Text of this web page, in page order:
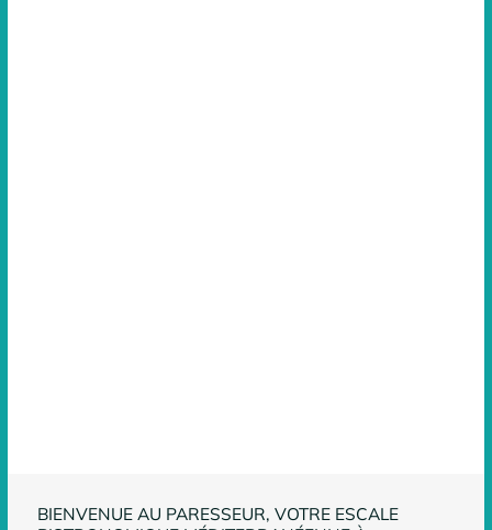
BIENVENUE AU PARESSEUR, VOTRE ESCALE